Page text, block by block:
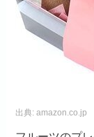
出典:amazon.co.jp